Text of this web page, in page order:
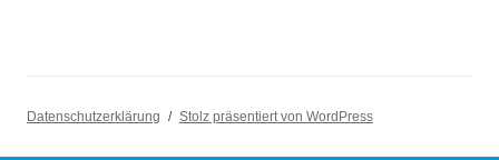
Datenschutzerklärung Stolz präsentiert von WordPress